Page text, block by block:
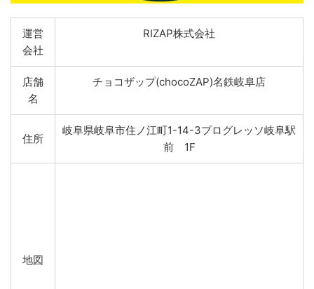
運営
会社
RIZAP株式会社
店舗
名
チョコザップ(chocoZAP)名鉄岐阜店
住所
岐阜県岐阜市住ノ江町1-14-3プログレッソ岐阜駅
前 1F
地図